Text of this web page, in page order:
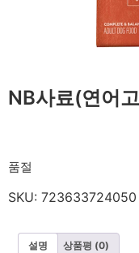
NB사료(연어
품절
SKU: 723633724050
설명 상품평 (0)